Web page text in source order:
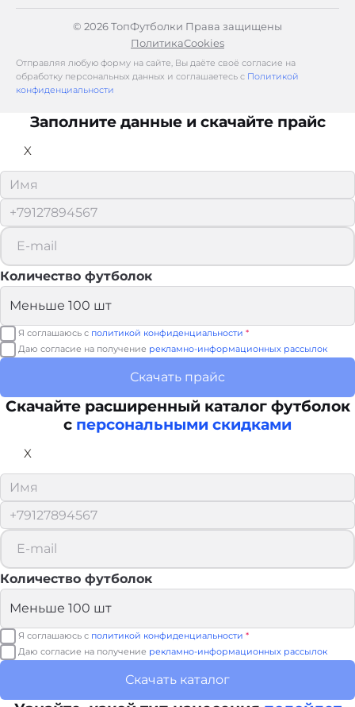
© 2026 ТопФутболки Права защищены
ПолитикаCookies
Отправляя любую форму на сайте, Вы даёте своё согласие на
обработку персональных данных и соглашаетесь с Политикой
конфиденциальности
Заполните данные и скачайте прайс
X
Количество футболок
Я соглашаюсь с политикой конфиденциальности *
Даю согласие на получение рекламно-информационных рассылок
Скачать прайс
Скачайте расширенный каталог футболок
с персональными скидками
X
Количество футболок
Я соглашаюсь с политикой конфиденциальности *
Даю согласие на получение рекламно-информационных рассылок
Скачать каталог